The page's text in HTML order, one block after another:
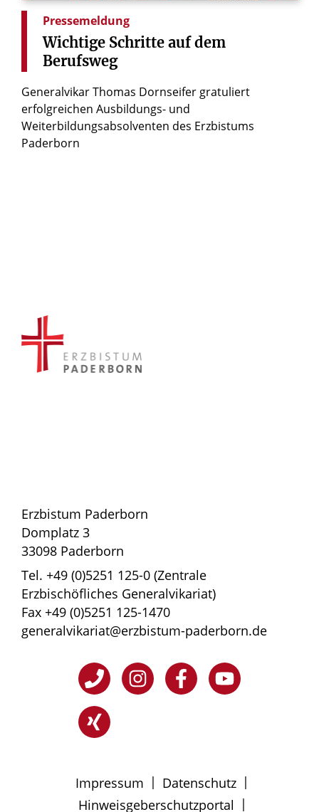
Pressemeldung
Wichtige Schritte auf dem
Berufsweg
Generalvikar Thomas Dornseifer gratuliert
erfolgreichen Ausbildungs- und
Weiterbildungsabsolventen des Erzbistums
Paderborn
Erzbistum Paderborn
Domplatz 3
33098 Paderborn
Tel. +49 (0)5251 125-0 (Zentrale
Erzbischöfliches Generalvikariat)
Fax +49 (0)5251 125-1470
generalvikariat@erzbistum-paderborn.de
Impressum | Datenschutz |
Hinweisgeberschutzportal |